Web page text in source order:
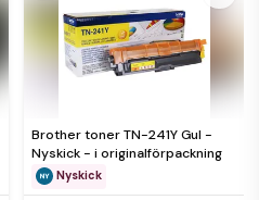
Brother toner TN-241Y Gul -
Nyskick - i originalförpackning
Nyskick